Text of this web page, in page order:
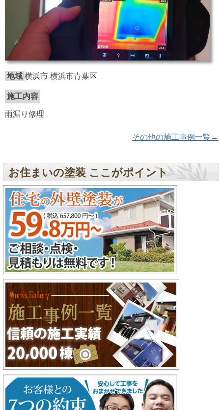
地域 横浜市 横浜市青葉区
施工内容
雨漏り修理
その他の施工事例一覧→
お住まいの塗装 ここがポイント